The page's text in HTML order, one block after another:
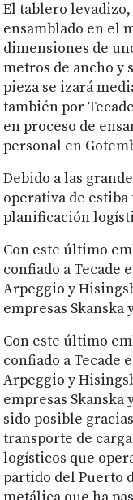
El tablero
ensamblado en el
dimensiones de
metros de ancho y
pieza se izará
también por
en proceso de
personal en
Debido a las
operativa de
planificación
Con este último
confiado a Tecade
Arpeggio y
empresas Skanska
Con este último
confiado a Tecade
Arpeggio y
empresas Skanska
sido posible
transporte de
logísticos que
partido del Puerto